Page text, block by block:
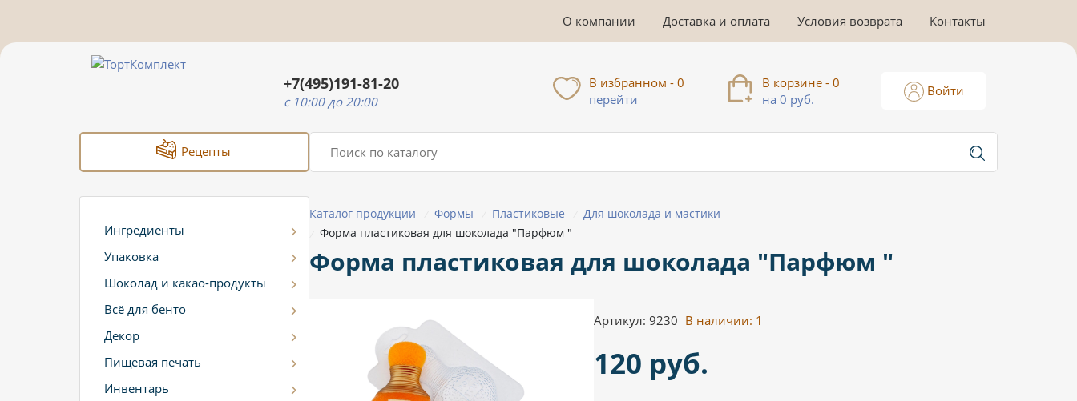
О компании Доставка и оплата Условия возврата Контакты
+7(495)191-81-20
c 10:00 до 20:00
В избранном - 0
перейти
В корзине - 0
на 0 руб.
Войти
Рецепты
Ингредиенты
Упаковка
Шоколад и какао-продукты
Всё для бенто
Декор
Пищевая печать
Инвентарь
Каталог продукции Формы Пластиковые Для шоколада и мастики
Форма пластиковая для шоколада "Парфюм "
Форма пластиковая для шоколада "Парфюм "
Артикул: 9230 В наличии: 1
120 руб.